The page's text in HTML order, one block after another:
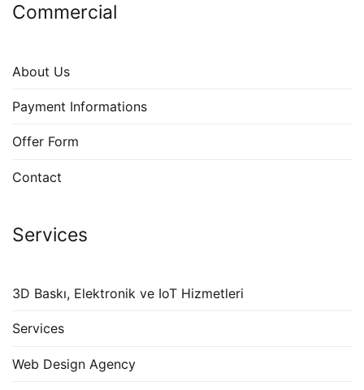
Commercial
About Us
Payment Informations
Offer Form
Contact
Services
3D Baskı, Elektronik ve IoT Hizmetleri
Services
Web Design Agency